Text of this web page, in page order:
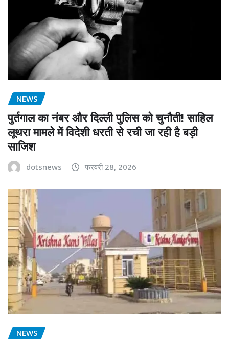
NEWS
पुर्तगाल का नंबर और दिल्ली पुलिस को चुनौती! साहिल
लूथरा मामले में विदेशी धरती से रची जा रही है बड़ी
साजिश
dotsnews फरवरी 28, 2026
NEWS